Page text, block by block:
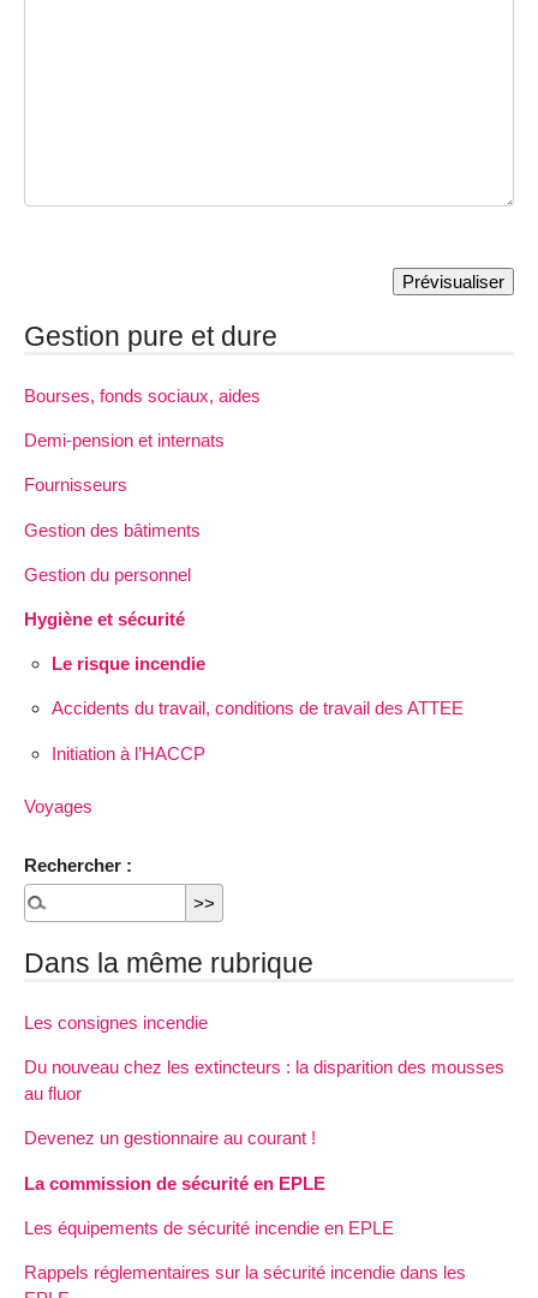
Gestion pure et dure
Bourses, fonds sociaux, aides
Demi-pension et internats
Fournisseurs
Gestion des bâtiments
Gestion du personnel
Hygiène et sécurité
Le risque incendie
Accidents du travail, conditions de travail des ATTEE
Initiation à l’HACCP
Voyages
Rechercher :
Dans la même rubrique
Les consignes incendie
Du nouveau chez les extincteurs : la disparition des mousses
au fluor
Devenez un gestionnaire au courant !
La commission de sécurité en EPLE
Les équipements de sécurité incendie en EPLE
Rappels réglementaires sur la sécurité incendie dans les